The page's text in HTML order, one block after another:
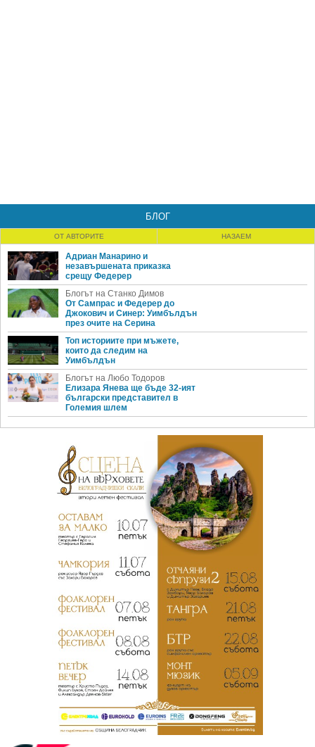
БЛОГ
ОТ АВТОРИТЕ НАЗАЕМ
Адриан Манарино и
незавършената приказка
срещу Федерер
Блогът на Станко Димов
От Сампрас и Федерер до
Джокович и Синер: Уимбълдън
през очите на Серина
Топ историите при мъжете,
които да следим на
Уимбълдън
Блогът на Любо Тодоров
Елизара Янева ще бъде 32-ият
български представител в
Големия шлем